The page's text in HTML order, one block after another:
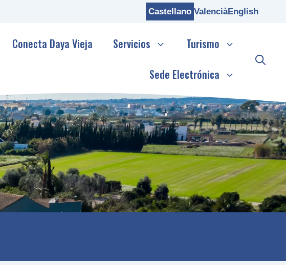
Castellano ValenciàEnglish
Conecta Daya Vieja Servicios
Turismo
Sede Electrónica